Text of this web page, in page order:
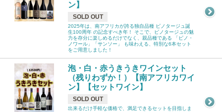
ン】
SOLD OUT
2025年は、南アフリカが誇る独自品種 ピノタージュ誕
生100周年 の記念すべき年！ そこで、ピノタージュの魅
力を存分に楽しめるだけでなく、親品種である 「ピノ・
ノワール」「サンソー」 も味わえる、特別な6本セット
をご用意しました！
泡・白・赤うきうきワインセット
（残りわずか！）【南アフリカワイ
ン】【セットワイン】
SOLD OUT
出来るだけ手軽な価格で、満足できるセットを目指しま